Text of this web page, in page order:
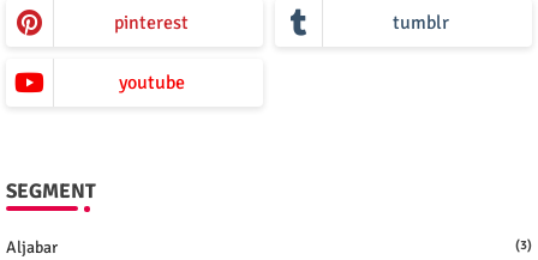
pinterest tumblr
youtube
SEGMENT
Aljabar (3)